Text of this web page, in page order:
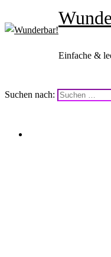
Einfache &
Suchen nach: